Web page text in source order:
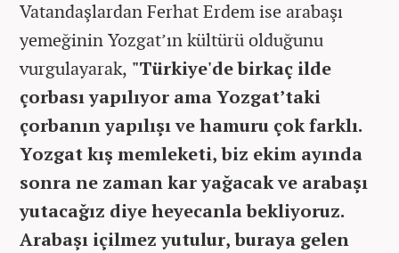
Vatandaşlardan Ferhat Erdem ise arabaşı
yemeğinin Yozgat’ın kültürü olduğunu
vurgulayarak, "Türkiye'de birkaç ilde
çorbası yapılıyor ama Yozgat’taki
çorbanın yapılışı ve hamuru çok farklı.
Yozgat kış memleketi, biz ekim ayında
sonra ne zaman kar yağacak ve arabaşı
yutacağız diye heyecanla bekliyoruz.
Arabaşı içilmez yutulur, buraya gelen